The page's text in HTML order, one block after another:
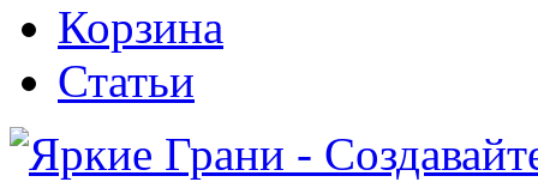
Корзина
Статьи